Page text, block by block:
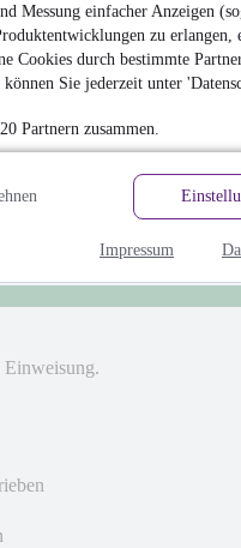
Messung einfacher Anzeigen
zu erlangen,
Cookies durch bestimmte
Sie jederzeit unter
Partnern zusammen.
Impressum